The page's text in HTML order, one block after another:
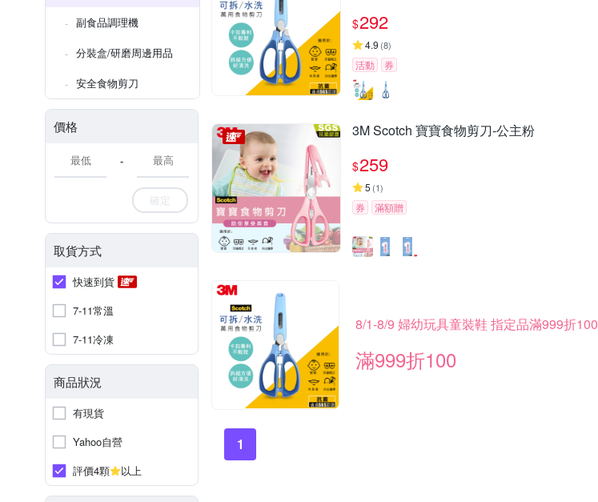
副食品調理機
分裝盒/研磨周邊用品
安全食物剪刀
價格
-
確定
取貨方式
快速到貨
7-11常溫
7-11冷凍
商品狀況
有現貨
Yahoo自營
評價4顆
以上
$292
4.9 (8)
活動 券
3M Scotch 寶寶食物剪刀-公主粉
$259
5 (1)
券 滿額贈
8/1-8/9 婦幼玩具童裝鞋 指定品滿999折100
滿999折100
1